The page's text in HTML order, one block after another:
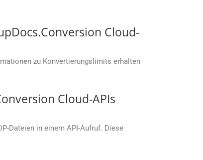
Cloud-
zu Konvertierungslimits erhalten
Cloud-APIs
Dateien in einem API-Aufruf. Diese